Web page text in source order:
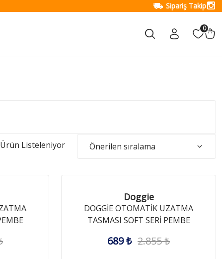
Sipariş Takip
0
Ürün Listeleniyor
Doggie
DOGGİE OTOMATİK UZATMA
TASMASI SOFT SERİ PEMBE
689 ₺ 2.855 ₺